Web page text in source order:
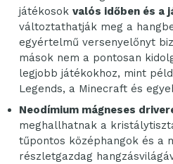
játékosok valós időben és a
változtathatják meg a
egyértelmű versenyelőnyt
mások nem a pontosan
legjobb játékokhoz, mint
Legends, a Minecraft és
Neodímium mágneses
meghallhatnak a
tűpontos középhangok és a
részletgazdag